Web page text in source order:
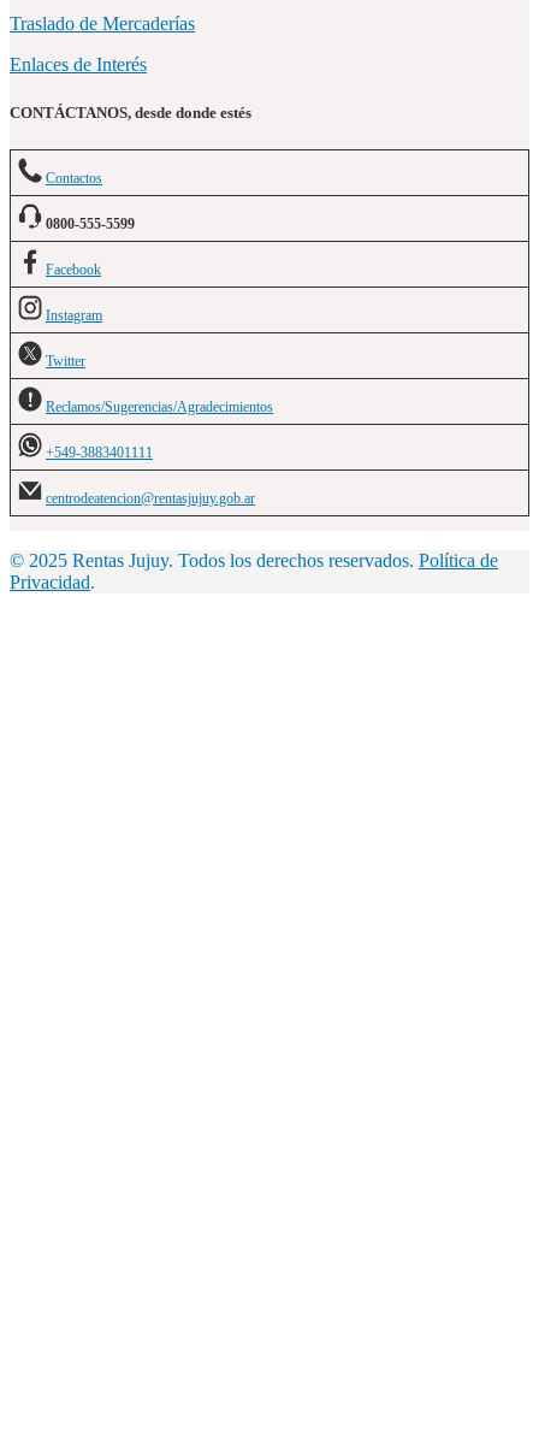
Traslado de Mercaderías
Enlaces de Interés
CONTÁCTANOS, desde donde estés
Contactos
0800-555-5599
Facebook
Instagram
Twitter
Reclamos/Sugerencias/Agradecimientos
+549-3883401111
centrodeatencion@rentasjujuy.gob.ar
© 2025 Rentas Jujuy. Todos los derechos reservados. Política de
Privacidad.